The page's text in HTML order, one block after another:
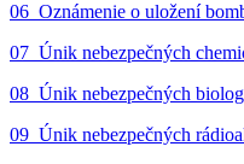
06_Oznámenie o uložení
07_Únik nebezpečných
08_Únik nebezpečných
09_Únik nebezpečných